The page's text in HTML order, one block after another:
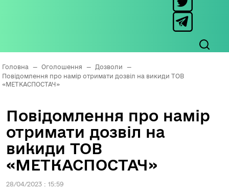
Головна — Оголошення — Дозволи
—
Повідомлення про намір отримати дозвіл на викиди ТОВ
«МЕТКАСПОСТАЧ»
Повідомлення про намір
отримати дозвіл на
викиди ТОВ
«МЕТКАСПОСТАЧ»
28/04/2023 : 15:59